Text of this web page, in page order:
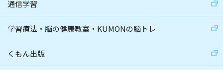
通信学習
学習療法・脳の健康教室・KUMONの脳トレ
くもん出版